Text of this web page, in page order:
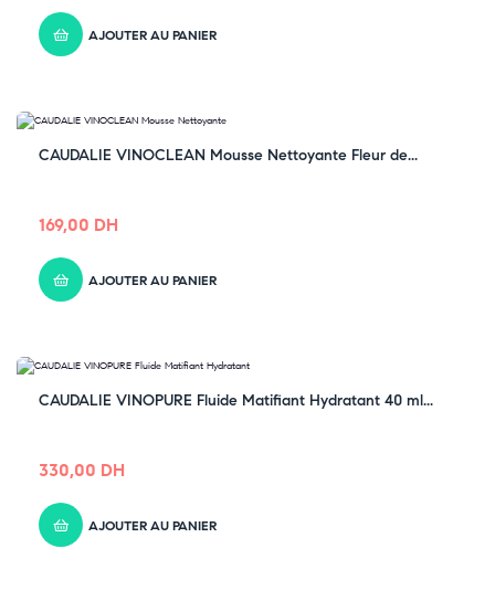
AJOUTER AU PANIER
CAUDALIE VINOCLEAN Mousse Nettoyante Fleur de...
169,00 DH
AJOUTER AU PANIER
CAUDALIE VINOPURE Fluide Matifiant Hydratant 40 ml...
330,00 DH
AJOUTER AU PANIER